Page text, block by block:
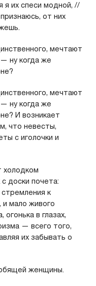
я их спеси модной, //
от них
мечтают
ну когда же
мечтают
ну когда же
И возникает
что невесты,
с иголочки и
холодком
доски почета:
к
и мало живого
в глазах,
— всего того,
их забывать о
женщины.